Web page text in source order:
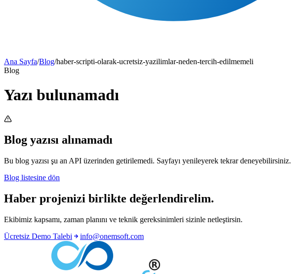
Ana Sayfa/Blog/haber-scripti-olarak-ucretsiz-yazilimlar-neden-tercih-edilmemeli
Blog
Yazı bulunamadı
Blog yazısı alınamadı
Bu blog yazısı şu an API üzerinden getirilemedi. Sayfayı yenileyerek tekrar deneyebilirsiniz.
Blog listesine dön
Haber projenizi birlikte değerlendirelim.
Ekibimiz kapsamı, zaman planını ve teknik gereksinimleri sizinle netleştirsin.
Ücretsiz Demo Talebi
info@onemsoft.com